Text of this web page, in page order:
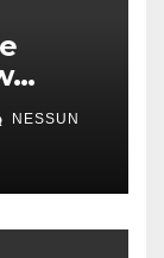
NESSUN